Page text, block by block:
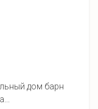
дом барн